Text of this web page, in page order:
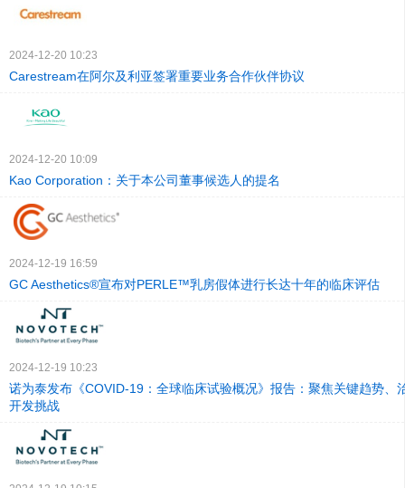
2024-12-20 10:23
Carestream在阿尔及利亚签署重要业务合作伙伴协议
2024-12-20 10:09
Kao Corporation：关于本公司董事候选人的提名
2024-12-19 16:59
GC Aesthetics®宣布对PERLE™乳房假体进行长达十年的临床评估
2024-12-19 10:23
诺为泰发布《COVID-19：全球临床试验概况》报告：聚焦关键趋势、
开发挑战